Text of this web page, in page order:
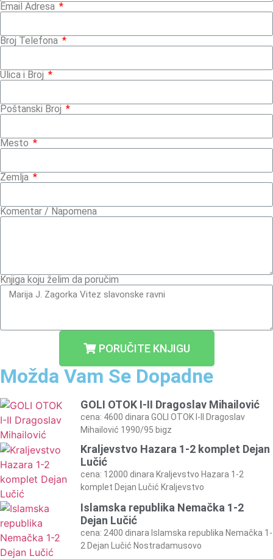
Email Adresa
Broj Telefona
Ulica i Broj
Poštanski Broj
Mesto
Zemlja
Komentar / Napomena
Knjiga koju želim da poručim
PORUČITE KNJIGU
Možda Vam Se Dopadne
GOLI OTOK I-II Dragoslav Mihailović
cena: 4600 dinara GOLI OTOK I-II Dragoslav
Mihailović 1990/95 bigz
Kraljevstvo Hazara 1-2 komplet Dejan
Lučić
cena: 12000 dinara Kraljevstvo Hazara 1-2
komplet Dejan Lučić Kraljevstvo
Islamska republika Nemačka 1-2
Dejan Lučić
cena: 2400 dinara Islamska republika Nemačka 1-
2 Dejan Lučić Nostradamusovo